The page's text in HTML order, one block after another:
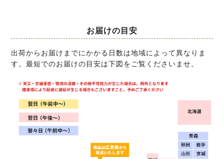
お届けの目安
出荷からお届けまでにかかる日数は地域によって異なりま
す。最短でのお届けの目安は下図をご覧くださいませ。